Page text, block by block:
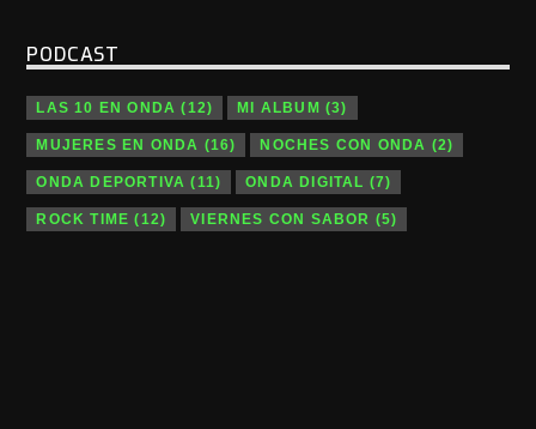
PODCAST
LAS 10 EN ONDA (12) MI ALBUM (3)
MUJERES EN ONDA (16) NOCHES CON ONDA (2)
ONDA DEPORTIVA (11) ONDA DIGITAL (7)
ROCK TIME (12) VIERNES CON SABOR (5)